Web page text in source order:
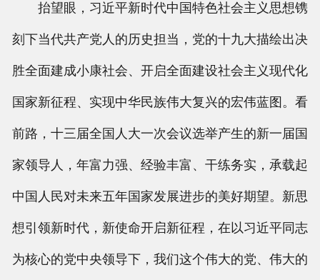
抬望眼，习近平新时代中国特色社会主义思想镌
刻下当代共产党人的历史担当，党的十九大描绘出决
胜全面建成小康社会、开启全面建设社会主义现代化
国家新征程、实现中华民族伟大复兴的宏伟蓝图。看
前路，十三届全国人大一次会议选举产生的新一届国
家领导人，年富力强、经验丰富、干练务实，承载起
中国人民对未来五年国家发展进步的美好期望。新思
想引领新时代，新使命开启新征程，在以习近平同志
为核心的党中央领导下，我们这个伟大的党、伟大的